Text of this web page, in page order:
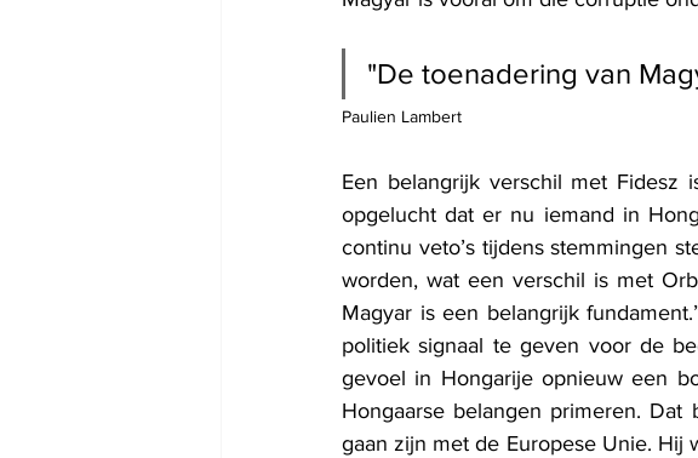
"De toenadering van
Paulien Lambert
Een belangrijk verschil met Fidesz
opgelucht dat er nu iemand in
continu veto’s tijdens stemmingen
worden, wat een verschil is met
Magyar is een belangrijk
politiek signaal te geven voor de
gevoel in Hongarije opnieuw een
Hongaarse belangen primeren.
gaan zijn met de Europese Unie. Hij